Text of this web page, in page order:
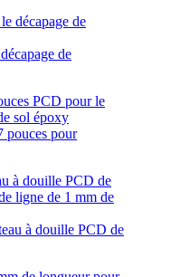
de
pouces pour
à douille PCD de